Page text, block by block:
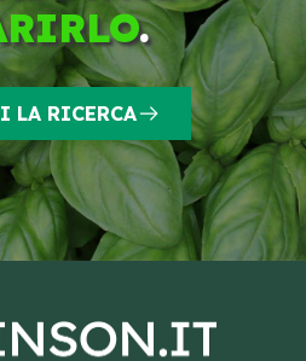
.
LA RICERCA